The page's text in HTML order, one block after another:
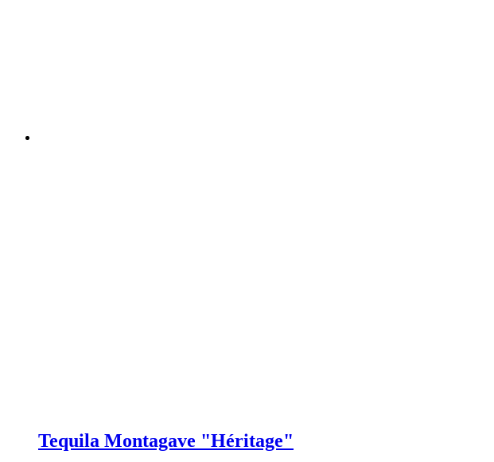
Tequila Montagave "Héritage"